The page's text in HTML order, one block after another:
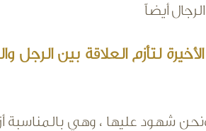
أيضاً
لتأزم العلاقة بين الرجل
ونحن شهود عليها ، وهي